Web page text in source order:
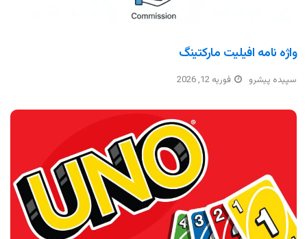
واژه نامه افیلیت مارکتینگ
سپیده پیشرو فوریه 12, 2026